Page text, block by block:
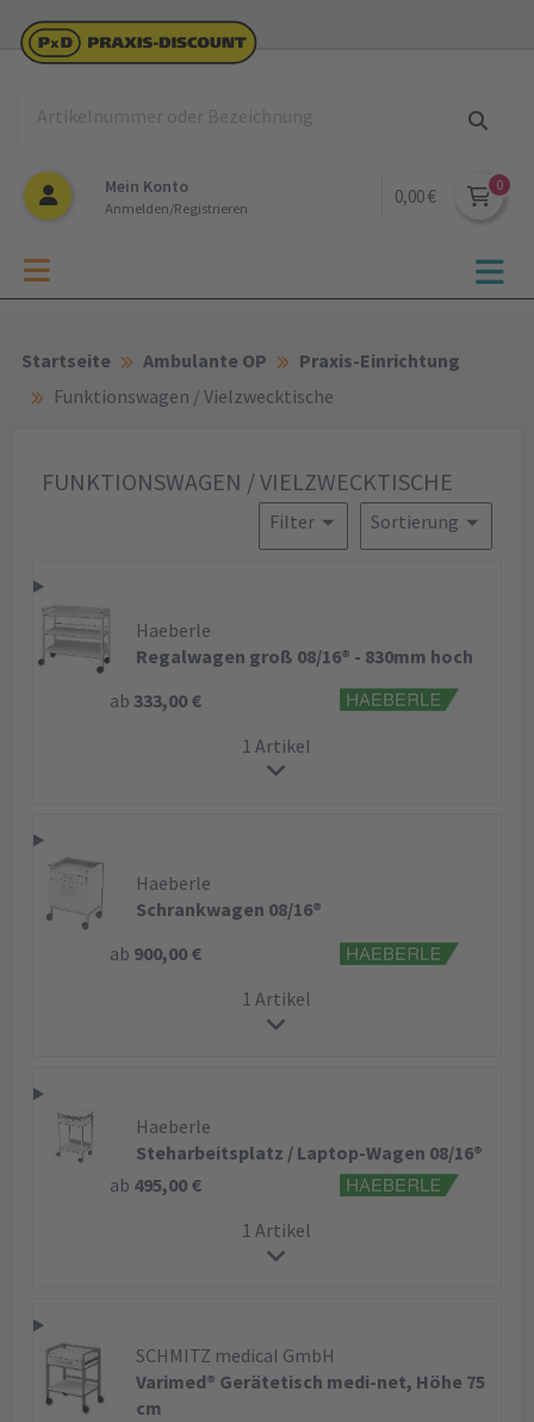
Mein Konto
Anmelden/Registrieren
0,00 €
Startseite Ambulante OP
Praxis-Einrichtung
Funktionswagen / Vielzwecktische
FUNKTIONSWAGEN / VIELZWECKTISCHE
Sortierung
Filter
Haeberle
Regalwagen groß 08/16® - 830mm hoch
ab 333,00 €
1 Artikel
Haeberle
Schrankwagen 08/16®
ab 900,00 €
1 Artikel
Haeberle
Steharbeitsplatz / Laptop-Wagen 08/16®
ab 495,00 €
1 Artikel
SCHMITZ medical GmbH
Varimed® Gerätetisch medi-net, Höhe 75
cm